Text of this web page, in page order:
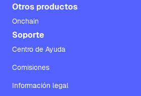
Otros productos
Onchain
Soporte
Centro de Ayuda
Comisiones
Información legal